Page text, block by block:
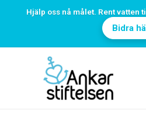
Hjälp oss nå målet. Rent vatten
Bidra